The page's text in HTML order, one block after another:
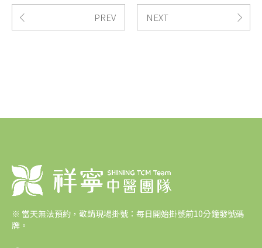
PREV NEXT
※ 當天無法預約，敬請現場掛號：每日開始掛號前10分鐘發號碼
牌。